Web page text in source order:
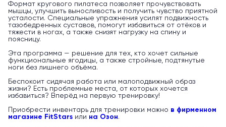
Формат кругового пилатеса позволяет прочувствовать
мышцы, улучшить выносливость и получить чувство приятной
усталости. Специальные упражнения усилят подвижность
тазобедренных суставов, помогут избавиться от отёков и
тяжести в ногах, а также снизят нагрузку на спину и
поясницу.
Эта программа — решение для тех, кто хочет сильные
функциональные ягодицы, а также стройные, подтянутые
ноги без лишнего объёма.
Беспокоит сидячая работа или малоподвижный образ
жизни? Есть проблемные места, от которых хочется
избавиться? Вперёд на первую тренировку!
Приобрести инвентарь для тренировки можно в фирменном
магазине FitStars или на Озон.